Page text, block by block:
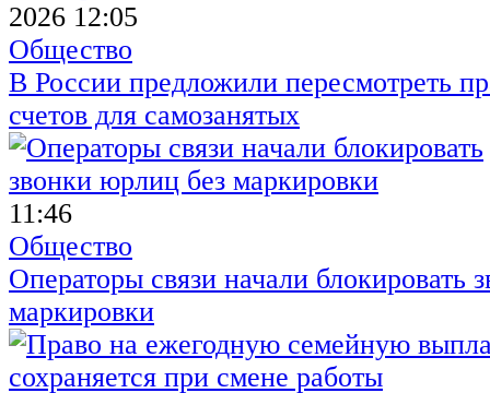
2026 12:05
Общество
В России предложили пересмотреть
счетов для самозанятых
11:46
Общество
Операторы связи начали блокировать
маркировки